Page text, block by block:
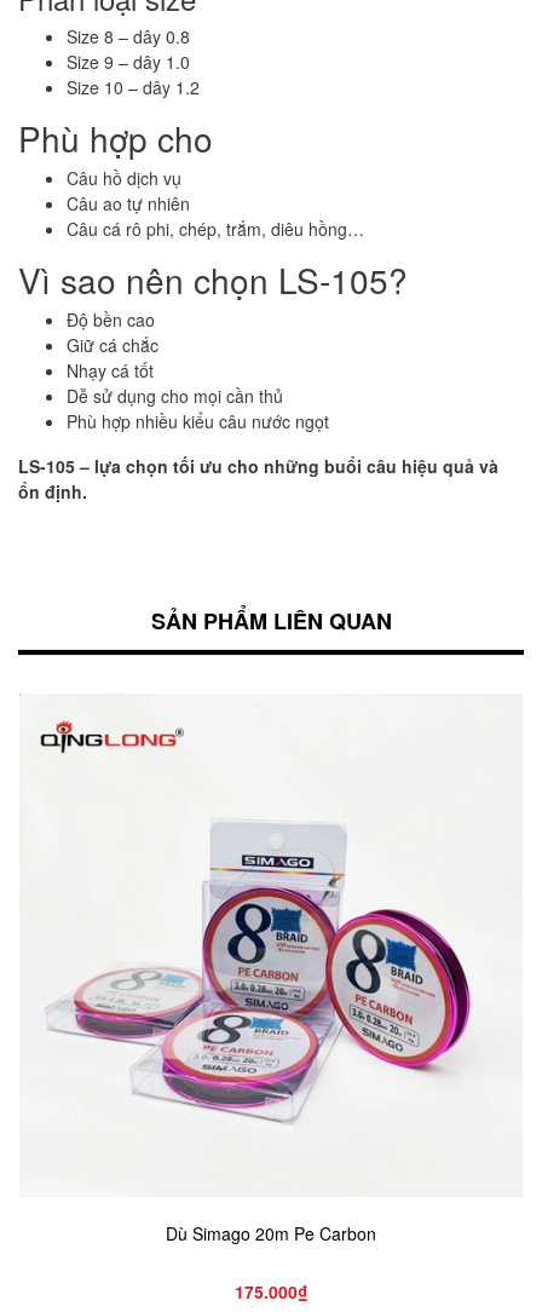
Size 8 – dây 0.8
Size 9 – dây 1.0
Size 10 – dây 1.2
Phù hợp cho
Câu hồ dịch vụ
Câu ao tự nhiên
Câu cá rô phi, chép, trắm, diêu hồng…
Vì sao nên chọn LS-105?
Độ bền cao
Giữ cá chắc
Nhạy cá tốt
Dễ sử dụng cho mọi cần thủ
Phù hợp nhiều kiểu câu nước ngọt
LS-105 – lựa chọn tối ưu cho những buổi câu hiệu quả và
ổn định.
SẢN PHẨM LIÊN QUAN
Dù Simago 20m Pe Carbon
175.000₫